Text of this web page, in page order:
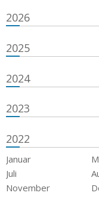
2026
2025
2024
2023
2022
Januar
Juli
November